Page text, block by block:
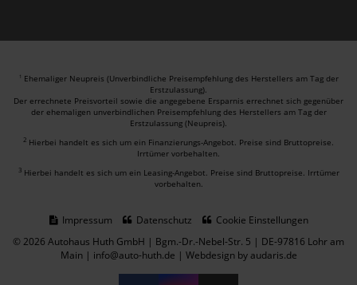
1 Ehemaliger Neupreis (Unverbindliche Preisempfehlung des Herstellers am Tag der
Erstzulassung).
Der errechnete Preisvorteil sowie die angegebene Ersparnis errechnet sich gegenüber
der ehemaligen unverbindlichen Preisempfehlung des Herstellers am Tag der
Erstzulassung (Neupreis).
2 Hierbei handelt es sich um ein Finanzierungs-Angebot. Preise sind Bruttopreise.
Irrtümer vorbehalten.
3 Hierbei handelt es sich um ein Leasing-Angebot. Preise sind Bruttopreise. Irrtümer
vorbehalten.
Impressum Datenschutz
Cookie Einstellungen
© 2026 Autohaus Huth GmbH | Bgm.-Dr.-Nebel-Str. 5 | DE-97816 Lohr am
Main | info@auto-huth.de | Webdesign by audaris.de